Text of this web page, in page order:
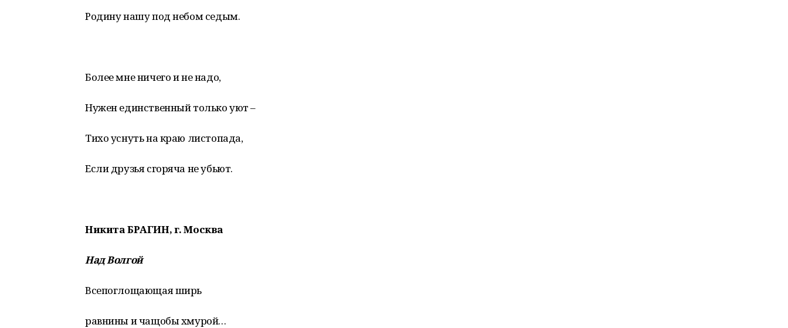
Родину нашу под небом седым.
Более мне ничего и не надо,
Нужен единственный только уют –
Тихо уснуть на краю листопада,
Если друзья сгоряча не убьют.
Никита БРАГИН, г. Москва
Над Волгой
Всепоглощающая ширь
равнины и чащобы хмурой…